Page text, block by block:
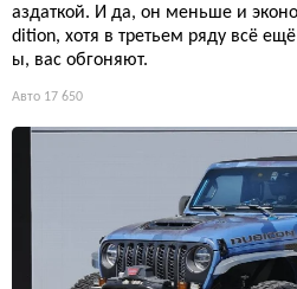
аздаткой. И да, он меньше и
dition, хотя в третьем ряду всё
ы, вас обгоняют.
Авто 17 650